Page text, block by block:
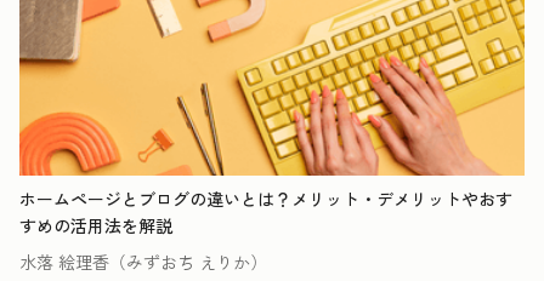
ホームページとブログの違いとは？メリット・デメリットやおす
すめの活用法を解説
水落 絵理香（みずおち えりか）